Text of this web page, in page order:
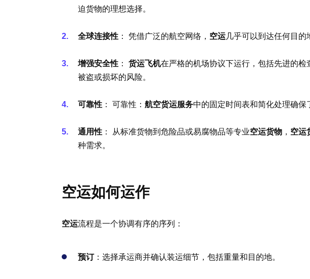
迫货物的理想选择。
全球连接性 ： 凭借广泛的航空网络， 空运几乎可以到达任何目的
增强安全性 ： 货运飞机在严格的机场协议下运行，包括先进的
被盗或损坏的风险。
可靠性 ： 可靠性： 航空货运服务中的固定时间表和简化处理确保
通用性 ： 从标准货物到危险品或易腐物品等专业空运货物 ， 空运
种需求。
空运如何运作
空运流程是一个协调有序的序列：
预订：选择承运商并确认装运细节，包括重量和目的地。